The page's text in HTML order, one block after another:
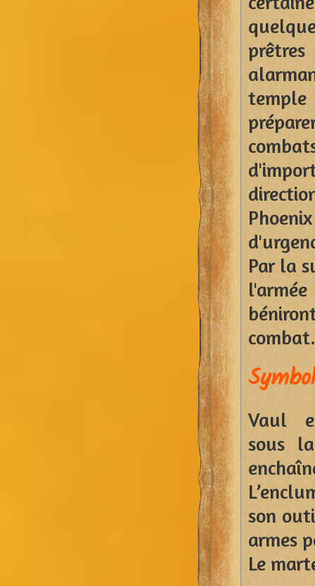
temple
Par la
combat.
Vaul
sous
son
armes
Le